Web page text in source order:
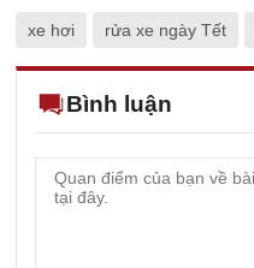
xe hơi rửa xe ngày Tết
Bình luận